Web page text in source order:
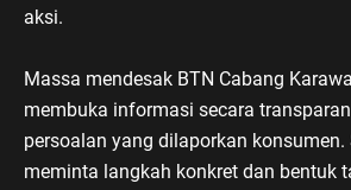
aksi.
Massa mendesak BTN Cabang
membuka informasi secara
persoalan yang dilaporkan konsumen.
meminta langkah konkret dan bentuk